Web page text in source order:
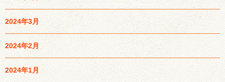
2024年3月
2024年2月
2024年1月